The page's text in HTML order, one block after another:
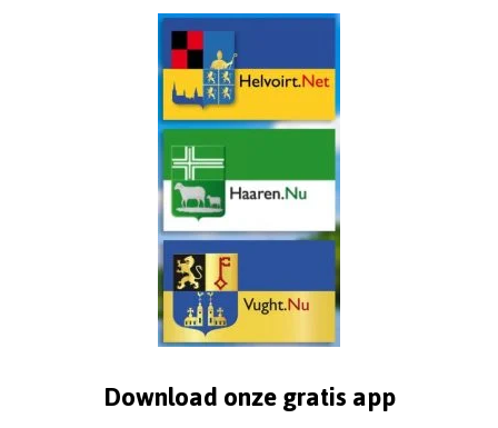
Download onze gratis app